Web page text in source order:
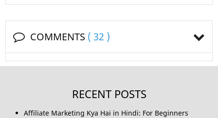
COMMENTS ( 32 )
RECENT POSTS
Affiliate Marketing Kya Hai in Hindi: For Beginners